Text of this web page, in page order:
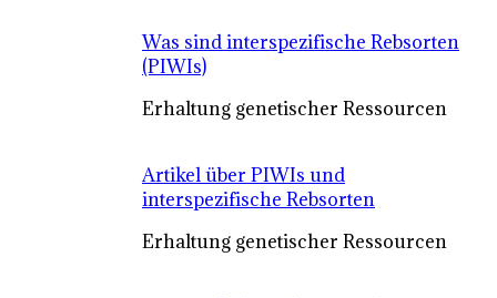
Was sind interspezifische Rebsorten
(PIWIs)
Erhaltung genetischer Ressourcen
Artikel über PIWIs und
interspezifische Rebsorten
Erhaltung genetischer Ressourcen